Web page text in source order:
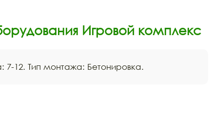
Игровой комплекс
7-12. Тип монтажа: Бетонировка.